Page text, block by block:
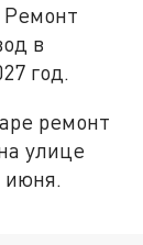
Ремонт
в
год.
ремонт
улице
июня.